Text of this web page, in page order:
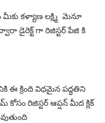
కళ్యాణ లక్ష్మి మెనూ
డైరెక్ట్ గా రిజిస్టర్ పేజి కి
ఈ క్రింది విధమైన పద్ధతిని
రిజిస్టర్ ఆప్షన్ మీద క్లిక్